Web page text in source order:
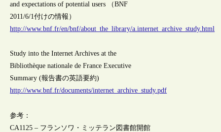
and expectations of potential users （BNF
2011/6/1付けの情報）
http://www.bnf.fr/en/bnf/about_the_library/a.internet_archive_study.html
Study into the Internet Archives at the
Bibliothèque nationale de France Executive
Summary (報告書の英語要約)
http://www.bnf.fr/documents/internet_archive_study.pdf
参考：
CA1125 – フランソワ・ミッテラン図書館開館